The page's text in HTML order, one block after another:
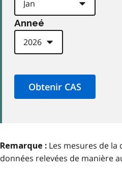
Anneé
Remarque : Les mesures de la
données relevées de manière